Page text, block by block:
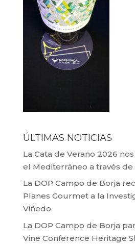
ÚLTIMAS NOTICIAS
La Cata de Verano 2026
el Mediterráneo a través de
La DOP Campo de Borja
Planes Gourmet a la
Viñedo
La DOP Campo de Borja
Vine Conference Heritage